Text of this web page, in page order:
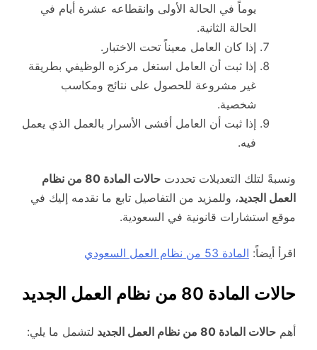
يوماً في الحالة الأولى وانقطاعه عشرة أيام في
الحالة الثانية.
إذا كان العامل معيناً تحت الاختبار.
إذا ثبت أن العامل استغل مركزه الوظيفي بطريقة
غير مشروعة للحصول على نتائج ومكاسب
شخصية.
إذا ثبت أن العامل أفشى الأسرار بالعمل الذي يعمل
فيه.
ونسبةً لتلك التعديلات تحددت
حالات المادة 80 من نظام
العمل الجديد، وللمزيد من التفاصيل تابع ما نقدمه إليك في
موقع استشارات قانونية في السعودية.
اقرأ أيضاً: المادة 53 من نظام العمل السعودي
حالات المادة 80 من نظام العمل الجديد
أهم حالات المادة 80 من نظام العمل الجديد لتشمل ما يلي: